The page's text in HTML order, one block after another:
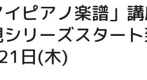
イピアノ楽譜」
リーズスタート
日(木)